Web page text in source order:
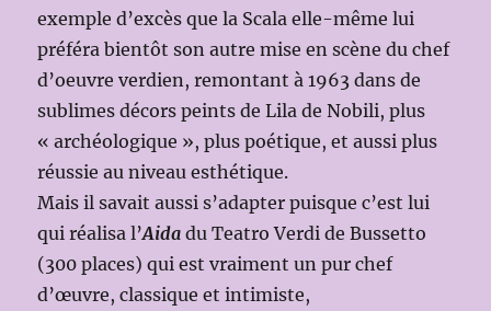
exemple d’excès que la Scala elle-même lui
préféra bientôt son autre mise en scène du chef
d’oeuvre verdien, remontant à 1963 dans de
sublimes décors peints de Lila de Nobili, plus
« archéologique », plus poétique, et aussi plus
réussie au niveau esthétique.
Mais il savait aussi s’adapter puisque c’est lui
qui réalisa l’Aida du Teatro Verdi de Bussetto
(300 places) qui est vraiment un pur chef
d’œuvre, classique et intimiste,